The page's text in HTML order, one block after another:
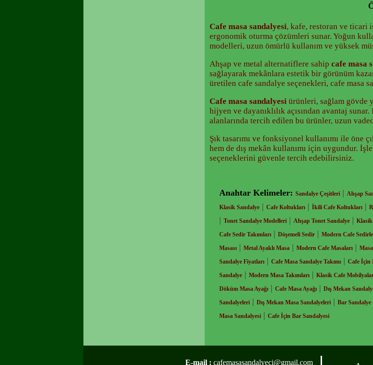
Cafe masa sandalyesi, kafe, restoran ve ticari
ergonomik oturma çözümleri sunar. Yoğun
modelleri, uzun ömürlü kullanım ve yüksek
Ahşap ve metal alternatiflere sahip cafe masa
sağlayarak mekânlara estetik bir görünüm
üretilen cafe sandalye seçenekleri, cafe masa
Cafe masa sandalyesi ürünleri, sağlam gövde
hijyen ve dayanıklılık açısından avantaj
alanlarında tercih edilen bu ürünler, uzun
Şık tasarımı ve fonksiyonel kullanımı ile öne
hem de dış mekân kullanımı için uygundur.
seçeneklerini güvenle tercih edebilirsiniz.
Anahtar Kelimeler: Sandalye Çeşitleri | Ahşap
Klasik Sandalye | Cafe Koltukları | İkili Cafe Koltukları |
| Tonet Sandalye Modelleri | Ahşap Tonet Sandalye | Klasik
Cafe Sedir Takımları | Döşemeli Sedir | Modern Cafe
Masası | Metal Ayaklı Masa | Modern Cafe Masaları |
Sandalye Fiyatları | Cafe Masa Sandalye Takımı | Cafe İçin
Sandalye | Modern Masa Takımları | Klasik Cafe
Döküm Masa Ayağı | Cafe Masa Ayağı | Dış Mekan
Sandalyeleri | Dış Mekan Masa Sandalyeleri | Bar Sandalye
Masa Sandalyesi | Cafe İçin Bar Sandalyesi
E-mail : cafemasasandalyeci@gmail.com